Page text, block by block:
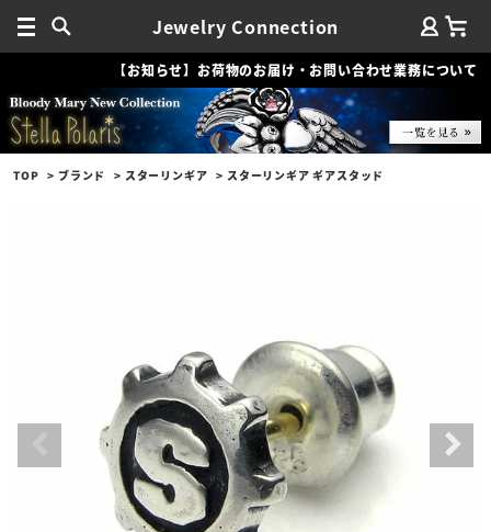
Jewelry Connection
【お知らせ】お荷物のお届け・お問い合わせ業務について
TOP ブランド スターリンギア スターリンギア ギアスタッド